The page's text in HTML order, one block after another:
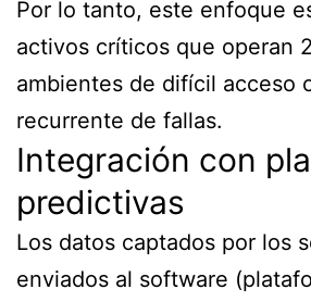
Por lo tanto, este enfoque
activos críticos que operan
ambientes de difícil acceso
recurrente de fallas.
Integración con
predictivas
Los datos captados por los
enviados al software